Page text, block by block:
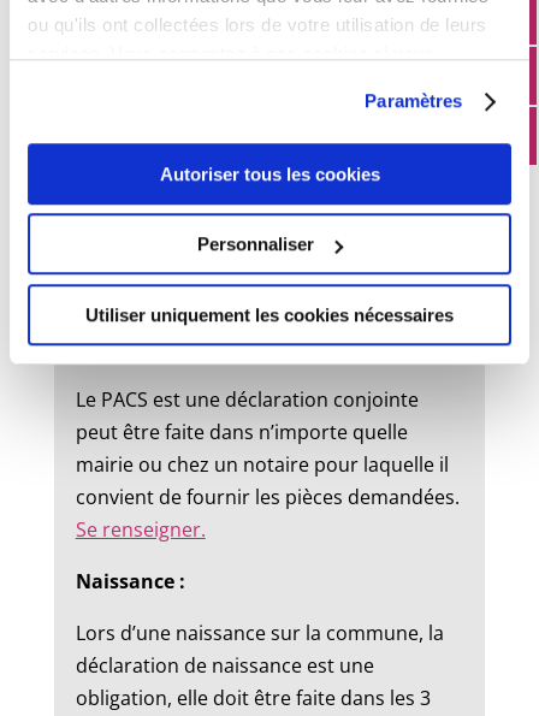
ou qu'ils ont collectées lors de votre utilisation de leurs
Paramètres
Autoriser tous les cookies
Personnaliser
Utiliser uniquement les cookies nécessaires
État civil
Mariage :
Un dossier de mariage est à retirer en
mairie. Le mariage peut être célébré dans
la commune où l’un des futurs époux à
son domicile ou sa résidence.
Pacs :
Le PACS est une déclaration conjointe
peut être faite dans n’importe quelle
mairie ou chez un notaire pour laquelle il
convient de fournir les pièces demandées.
Se renseigner.
Naissance :
Lors d’une naissance sur la commune, la
déclaration de naissance est une
obligation, elle doit être faite dans les 3